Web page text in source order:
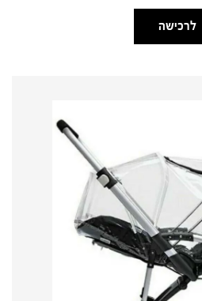
לרכישה